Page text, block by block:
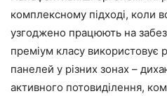
комплексному підході, коли
узгоджено працюють на
преміум класу використовує
панелей у різних зонах –
активного потовиділення,